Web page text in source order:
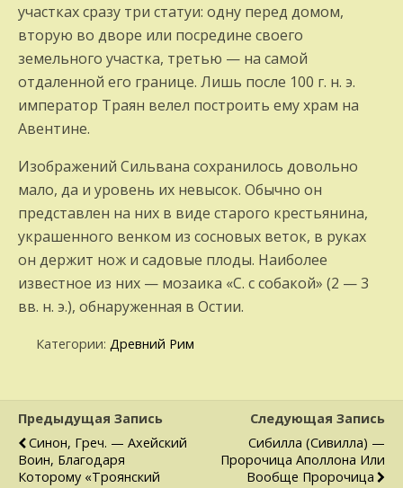
участках сразу три статуи: одну перед домом,
вторую во дворе или посредине своего
земельного участка, третью — на самой
отдаленной его грани­це. Лишь после 100 г. н. э.
император Траян велел построить ему храм на
Авентине.
Изображений Сильвана сохранилось довольно
мало, да и уровень их невысок. Обычно он
представлен на них в виде старого крестья­нина,
украшенного венком из сосновых ве­ток, в руках
он держит нож и садовые плоды. Наиболее
известное из них — мозаика «С. с собакой» (2 — 3
вв. н. э.), об­наруженная в Остии.
Категории: Древний Рим
Предыдущая Запись
Синон, Греч. — Ахейский
Воин, Благодаря
Которому «троянский
Следующая Запись
Сибилла (Сивилла) —
Пророчица Апол­лона Или
Вообще Пророчица